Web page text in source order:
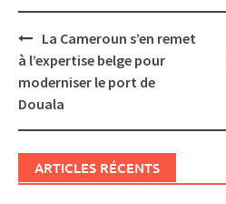
Post
navigation
La Cameroun s’en remet
à l’expertise belge pour
moderniser le port de
Douala
ARTICLES RÉCENTS